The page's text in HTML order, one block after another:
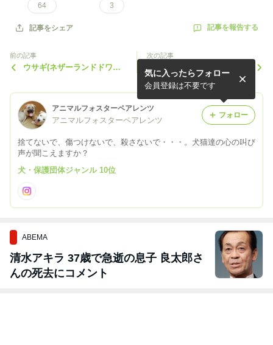
64 3
記事をシェア 記事を報告する
前の記事
ウサギ(ネザーランドドワー
次の記事
目も耳もボロボロ、それなの
に帝王切開の糸が付いていた
アメコカのナンシーのこと
アニマルフォスターペアレンツ
アニマルフォスターペアレンツ
捨てないで、傷つけないで、殺さないで・・・。犬猫達の心の叫び
声が聞こえますか？
気に入ったらフォロー
会員登録は不要です
フォロー
犬・保護団体ジャンル 10位
ABEMA
清水アキラ 37歳で急逝の息子 良太郎さ
んの死去にコメント